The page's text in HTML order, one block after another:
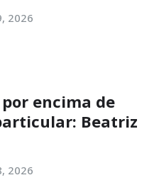
2026
encima de
Beatriz
2026